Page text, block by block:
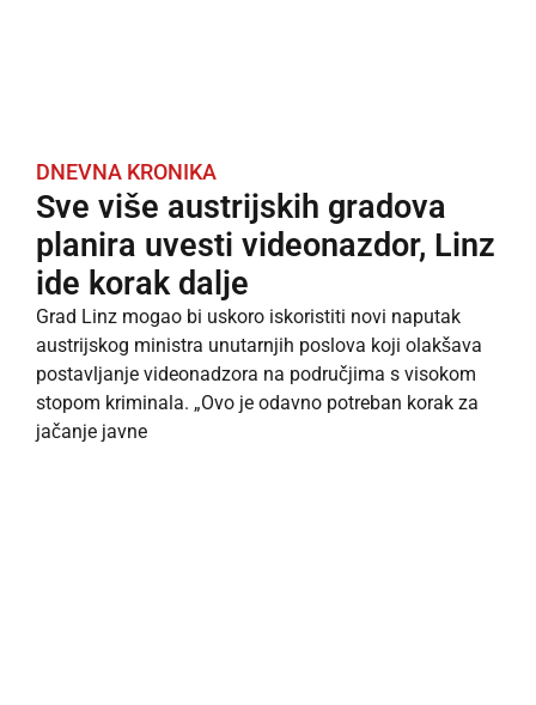
DNEVNA KRONIKA
Sve više austrijskih gradova
planira uvesti videonazdor, Linz
ide korak dalje
Grad Linz mogao bi uskoro iskoristiti novi naputak
austrijskog ministra unutarnjih poslova koji olakšava
postavljanje video­nadzora na područjima s visokom
stopom kriminala. „Ovo je odavno potreban korak za
jačanje javne